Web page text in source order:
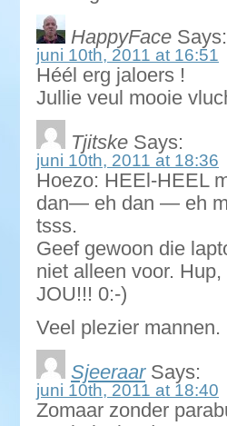
HappyFace Says:
juni 10th, 2011 at 16:51
Héél erg jaloers !
Jullie veul mooie
Tjitske Says:
juni 10th, 2011 at 18:36
Hoezo: HEEl-HEEL
dan— eh dan — eh
tsss.
Geef gewoon die
niet alleen voor.
JOU!!! 0:-)
Veel plezier mannen.
SjeeraarSays:
juni 10th, 2011 at 18:40
Zomaar zonder